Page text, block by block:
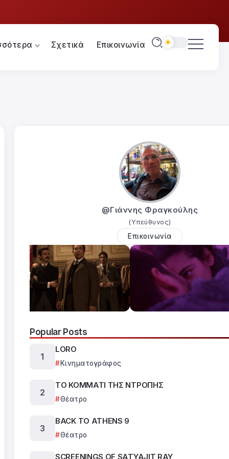
Σχετικά Επικοινωνία
@Γιάννης Φραγκούλης
(Υπεύθυνος)
Επικοινωνία
Popular Posts
LORO
Κινηματογράφος
ΤΟ ΚΟΜΜΑΤΙ ΤΗΣ ΝΤΡΟΠΗΣ
Θέατρο
BACK TO ATHENS 9
Θέατρο
SCREENINGS OF SATYAJIT RAY